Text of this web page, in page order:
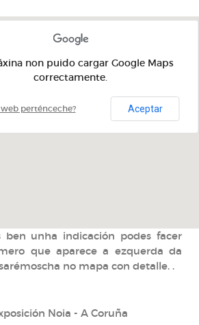
non puido cargar Google Maps
correctamente.
perténceche? Aceptar
ben unha indicación podes facer
que aparece a ezquerda da
no mapa con detalle. .
Noia - A Coruña